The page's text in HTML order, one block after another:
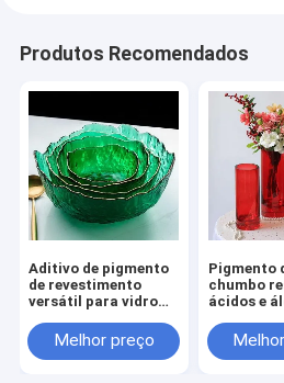
Produtos Recomendados
Aditivo de pigmento
de revestimento
versátil para vidro
65997-18-4 / 68187-
49-5
Melhor preço
Pigmento
chumbo
ácidos e
Pigmento